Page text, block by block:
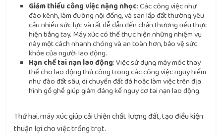
Giảm thiểu công việc nặng nhọc: Các công việc như
đào kênh, làm đường nội đồng, và san lấp đất thường yêu
cầu nhiều sức lực và rất dễ dẫn đến chấn thương nếu thực
hiện bằng tay. Máy xúc có thể thực hiện những nhiệm vụ
này một cách nhanh chóng và an toàn hơn, bảo vệ sức
khỏe của người lao động.
Hạn chế tai nạn lao động: Việc sử dụng máy móc thay
thế cho lao động thủ công trong các công việc nguy hiểm
như đào đất sâu, di chuyển đất đá hoặc làm việc trên địa
hình gồ ghề giúp giảm đáng kể nguy cơ tai nạn lao động.
Thứ hai, máy xúc giúp cải thiện chất lượng đất, tạo điều kiện
thuận lợi cho việc trồng trọt.